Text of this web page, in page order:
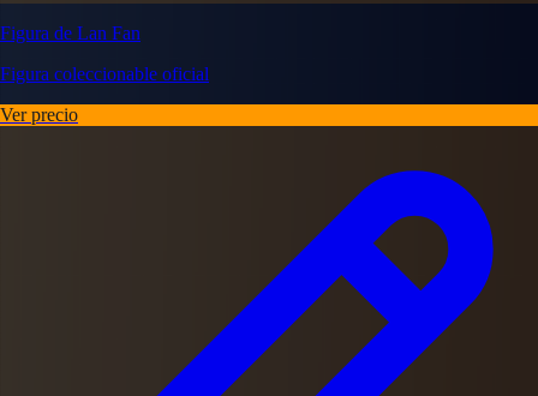
Figura de Lan Fan
Figura coleccionable oficial
Ver precio